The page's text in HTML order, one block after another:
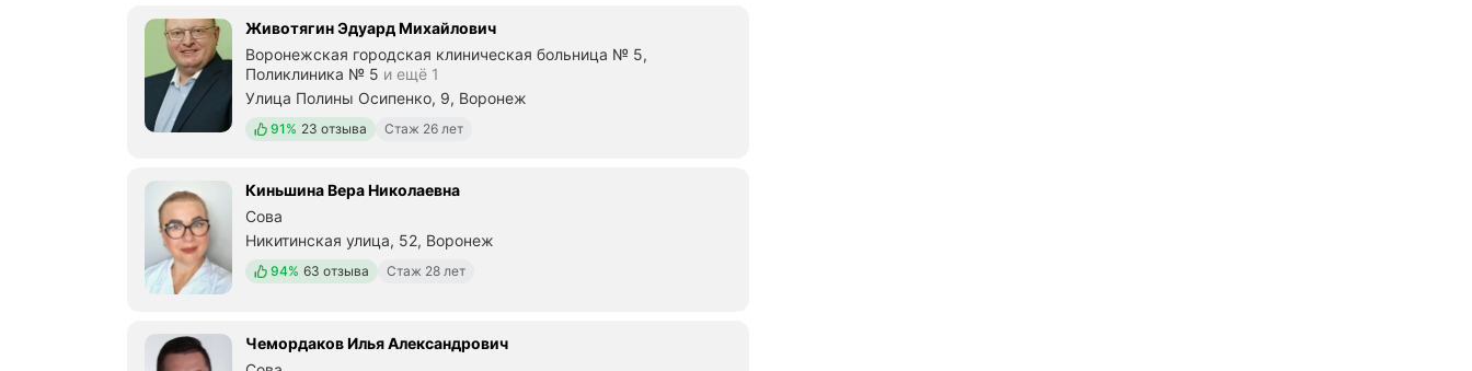
Животягин Эдуард Михайлович
Воронежская городская клиническая больница № 5,
Поликлиника № 5 и ещё 1
Улица Полины Осипенко, 9, Воронеж
Положительных отзывов
91% 23 отзыва Стаж 26 лет
Киньшина Вера Николаевна
Сова
Никитинская улица, 52, Воронеж
Положительных отзывов
94% 63 отзыва Стаж 28 лет
Чемордаков Илья Александрович